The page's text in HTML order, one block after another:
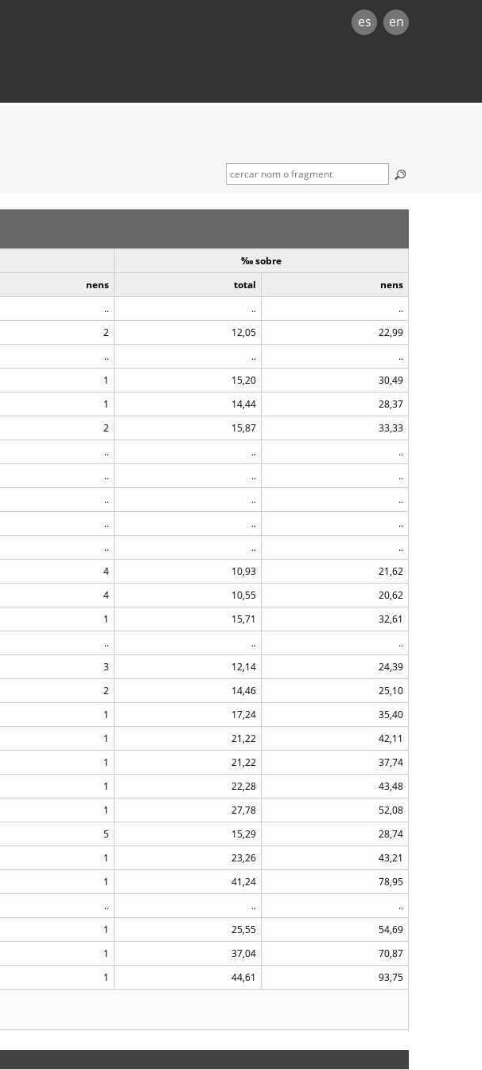
es en
‰ sobre
nens total
nens
.. ..
..
2 12,05
22,99
.. ..
..
1 15,20
30,49
1 14,44
28,37
2 15,87
33,33
.. ..
..
.. ..
..
.. ..
..
.. ..
..
.. ..
..
4 10,93
21,62
4 10,55
20,62
1 15,71
32,61
.. ..
..
3 12,14
24,39
2 14,46
25,10
1 17,24
35,40
1 21,22
42,11
1 21,22
37,74
1 22,28
43,48
1 27,78
52,08
5 15,29
28,74
1 23,26
43,21
1 41,24
78,95
.. ..
..
1 25,55
54,69
1 37,04
70,87
1 44,61
93,75